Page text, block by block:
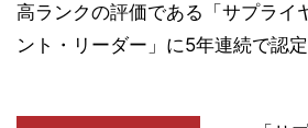
高ランクの評価である「サプライ
ント・リーダー」に5年連続で認定